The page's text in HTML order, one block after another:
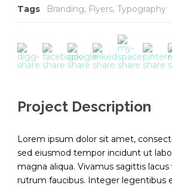
Tags Branding, Flyers, Typography
Project Description
Lorem ipsum dolor sit amet,
sed eiusmod tempor incidunt ut
magna aliqua. Vivamus sagittis
rutrum faucibus. Integer legentibus